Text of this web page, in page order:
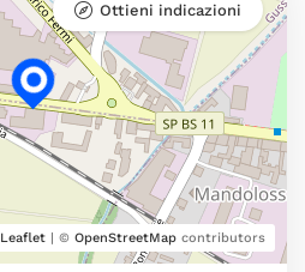
Leaflet | © OpenStreetMap contributors
Ottieni indicazioni